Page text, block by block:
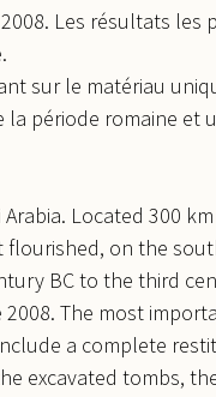
Les résultats les
sur le matériau
période romaine et
Located 300
flourished, on the
BC to the third
The most
a complete
excavated tombs,